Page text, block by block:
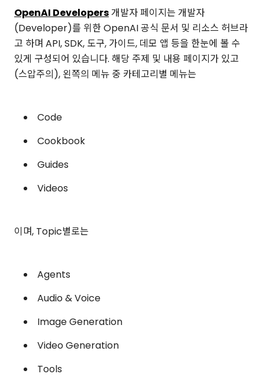
OpenAI Developers개발자 페이지는 개발자
(Developer)를 위한 OpenAI 공식 문서 및 리소스 허브라
고 하며 API, SDK, 도구, 가이드, 데모 앱 등을 한눈에 볼 수
있게 구성되어 있습니다. 해당 주제 및 내용 페이지가 있고
(스압주의), 왼쪽의 메뉴 중 카테고리별 메뉴는
Code
Cookbook
Guides
Videos
이며, Topic별로는
Agents
Audio & Voice
Image Generation
Video Generation
Tools